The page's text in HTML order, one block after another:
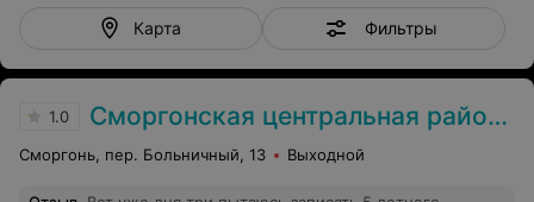
Карта Фильтры
1.0 Сморгонская центральная районная больница
Сморгонь, пер. Больничный, 13 Выходной